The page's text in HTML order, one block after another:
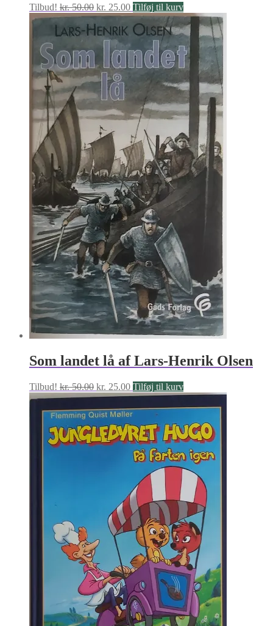
Tilbud! kr.50.00 Den
oprindelige
pris
var:
kr. 50.00.
kr. 25.00Den
aktuelle
pris
er:
kr. 25.00.
Tilføj til kurv
Som landet lå af Lars-Henrik Olsen
Tilbud! kr.50.00 Den
oprindelige
pris
var:
kr. 50.00.
kr. 25.00Den
aktuelle
pris
er:
kr. 25.00.
Tilføj til kurv